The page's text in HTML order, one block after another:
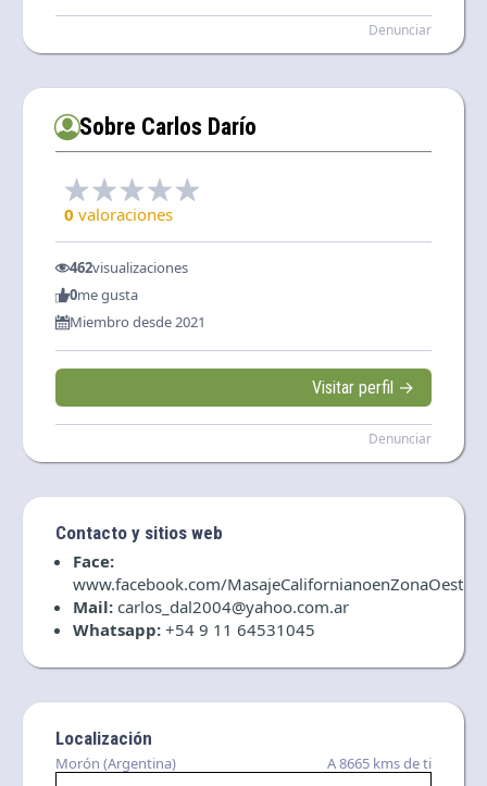
Denunciar
Sobre Carlos Darío
0 valoraciones
462visualizaciones
0me gusta
Miembro desde 2021
Visitar perfil →
Denunciar
Contacto y sitios web
Face:
www.facebook.com/MasajeCalifornianoenZonaOeste
Mail:carlos_dal2004@yahoo.com.ar
Whatsapp:+54 9 11 64531045
Localización
Morón (Argentina) A 8665 kms de ti